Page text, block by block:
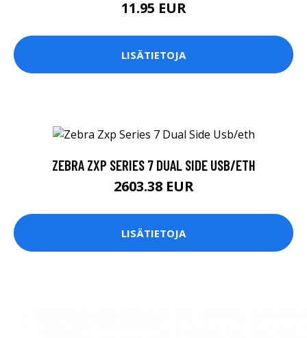
11.95 EUR
LISÄTIETOJA
ZEBRA ZXP SERIES 7 DUAL SIDE USB/ETH
2603.38 EUR
LISÄTIETOJA